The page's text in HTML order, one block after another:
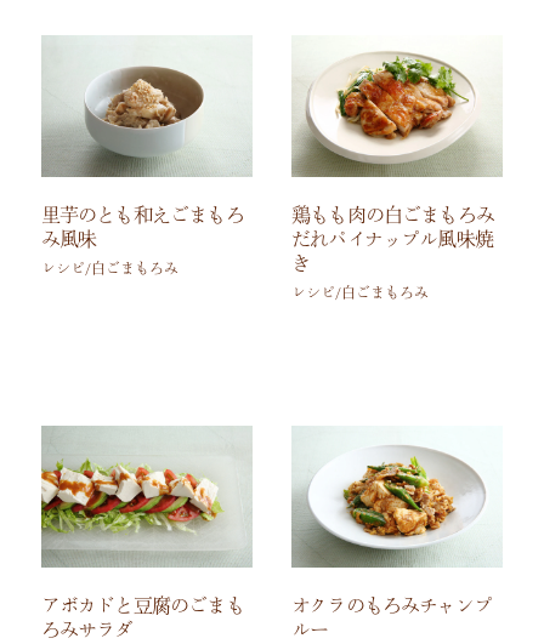
里芋のとも和えごまもろ
み風味
レシピ/白ごまもろみ
鶏もも肉の白ごまもろみ
だれパイナップル風味焼
き
レシピ/白ごまもろみ
アボカドと豆腐のごまも
ろみサラダ
オクラのもろみチャンプ
ルー